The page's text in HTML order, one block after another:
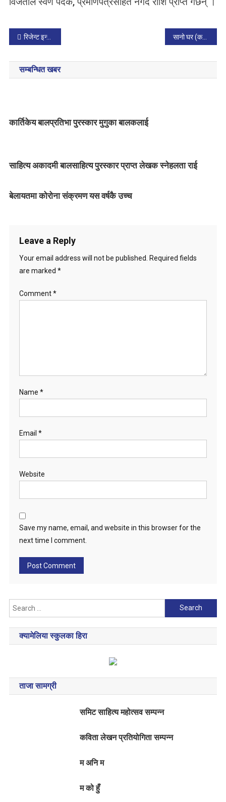
P
o
s
n
g
रिजेन्ट इन्टर स्कुल फुटसल टुर्नामेन्ट सम्पन्न सानो घर (कविता) : अपराजिता तिमिल्सिना
सम्बन्धित खबर
कार्तिकेय बालप्रतिभा पुरस्कार मुगुका बालकलाई
साहित्य अकादमी बालसाहित्य पुरस्कार प्राप्त लेखक स्नेहलता राई
बेलायतमा कोरोना संक्रमण यस वर्षकै उच्च
Leave a Reply
Your email address will not be published.
Required fields
are marked *
Comment*
Name *
Email *
Website
Save my name, email, and website in this browser for the
next time I comment.
Search
for:
क्यामेलिया स्कुलका हिरा
ताजा सामग्री
समिट साहित्य महोत्सव सम्पन्न
कविता लेखन प्रतियोगिता सम्पन्न
म अनि म
म को हुँ